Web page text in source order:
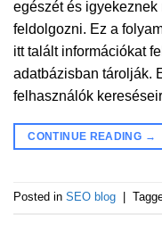
egészét és
feldolgozni. Ez a
itt talált információkat
adatbázisban tárolják.
felhasználók
CONTINUE READING →
Posted in SEO blog